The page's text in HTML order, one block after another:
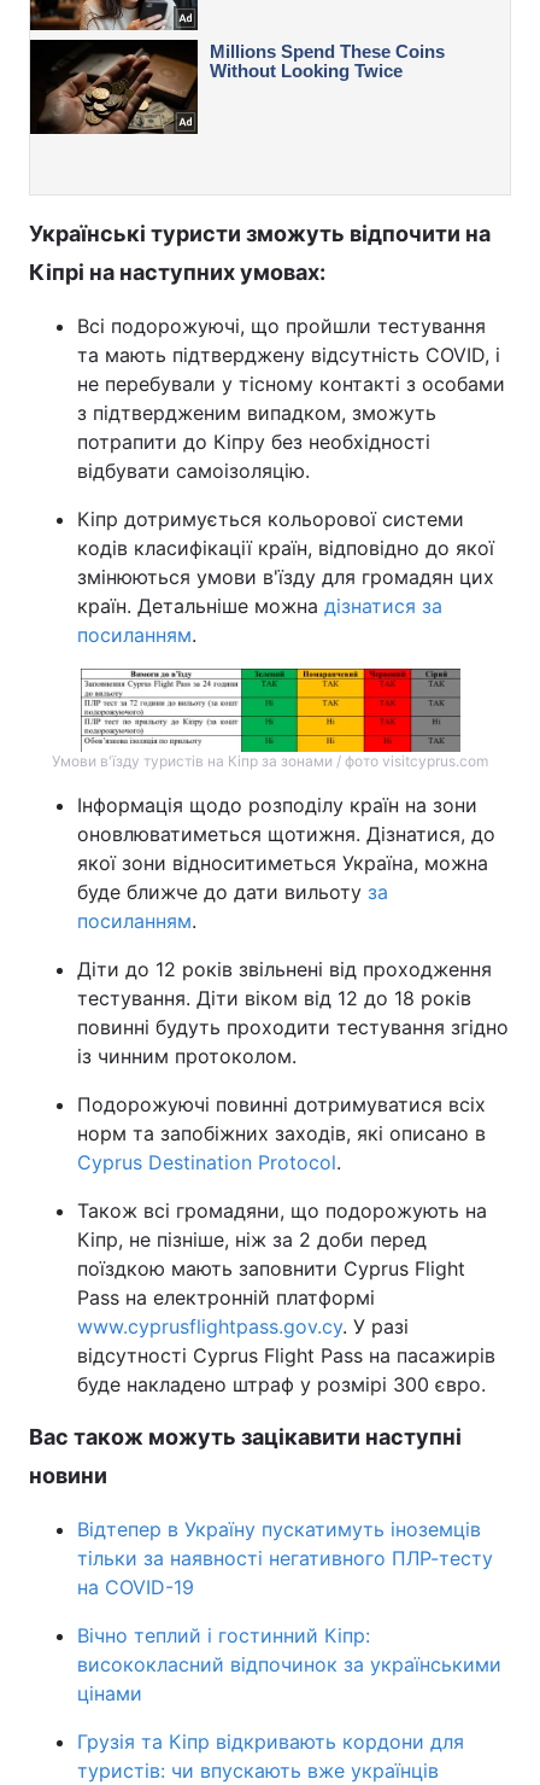
Українські туристи зможуть відпочити на
Кіпрі на наступних умовах:
Всі подорожуючі, що пройшли тестування
та мають підтверджену відсутність COVID, і
не перебували у тісному контакті з особами
з підтвердженим випадком, зможуть
потрапити до Кіпру без необхідності
відбувати самоізоляцію.
Кіпр дотримується кольорової системи
кодів класифікації країн, відповідно до якої
змінюються умови в'їзду для громадян цих
країн. Детальніше можна дізнатися за
посиланням.
Умови в'їзду туристів на Кіпр за зонами / фото visitcyprus.com
Інформація щодо розподілу країн на зони
оновлюватиметься щотижня. Дізнатися, до
якої зони відноситиметься Україна, можна
буде ближче до дати вильоту за
посиланням.
Діти до 12 років звільнені від проходження
тестування. Діти віком від 12 до 18 років
повинні будуть проходити тестування згідно
із чинним протоколом.
Подорожуючі повинні дотримуватися всіх
норм та запобіжних заходів, які описано в
Cyprus Destination Protocol.
Також всі громадяни, що подорожують на
Кіпр, не пізніше, ніж за 2 доби перед
поїздкою мають заповнити Cyprus Flight
Pass на електронній платформі
www.cyprusflightpass.gov.cy. У разі
відсутності Cyprus Flight Pass на пасажирів
буде накладено штраф у розмірі 300 євро.
Вас також можуть зацікавити наступні
новини
Відтепер в Україну пускатимуть іноземців
тільки за наявності негативного ПЛР-тесту
на COVID-19
Вічно теплий і гостинний Кіпр:
висококласний відпочинок за українськими
цінами
Грузія та Кіпр відкривають кордони для
туристів: чи впускають вже українців